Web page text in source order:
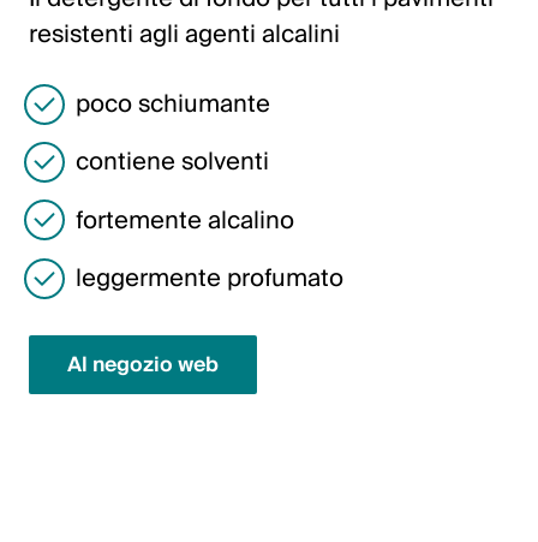
Italiano
Austria
Deutsch
English
Germania
Deutsch
English
resistenti agli agenti alcalini
poco schiumante
contiene solventi
fortemente alcalino
leggermente profumato
Al negozio web